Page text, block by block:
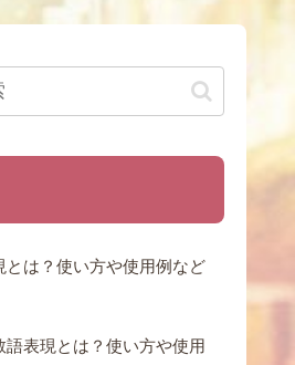
とは？使い方や使用例など
語表現とは？使い方や使用